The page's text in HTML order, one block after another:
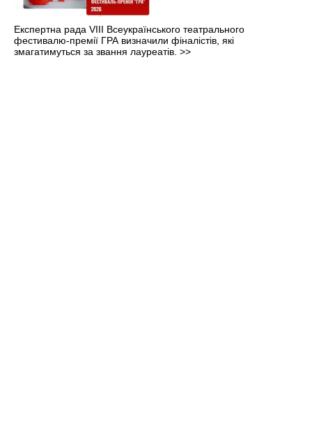
Експертна рада VIII Всеукраїнського театрального
фестивалю-премії ГРА визначили фіналістів, які
змагатимуться за звання лауреатів. >>